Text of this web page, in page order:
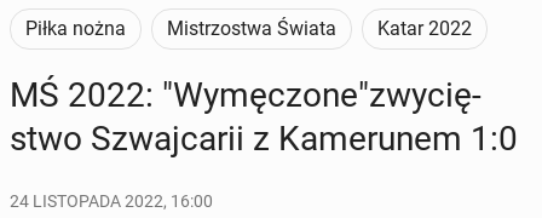
Piłka nożna Mistrzostwa Świata Katar 2022
MŚ 2022: "Wy­mę­czo­ne"zwy­cię­
stwo Szwaj­ca­rii z Ka­me­ru­nem 1:0
24 LISTOPADA 2022, 16:00